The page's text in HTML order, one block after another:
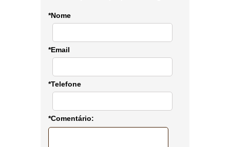
*Nome
*Email
*Telefone
*Comentário: